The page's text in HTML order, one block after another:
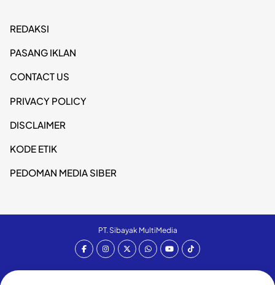
REDAKSI
PASANG IKLAN
CONTACT US
PRIVACY POLICY
DISCLAIMER
KODE ETIK
PEDOMAN MEDIA SIBER
PT. Sibayak MultiMedia